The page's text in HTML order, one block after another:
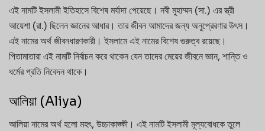
এই নামটি ইসলামী ইতিহাসে বিশেষ মর্যাদা পেয়েছে। নবী মুহাম্মদ (সা.) এর স্ত্রী
আয়েশা (রা.) ছিলেন জ্ঞানের আধার। তার জীবন আমাদের জন্য অনুপ্রেরণার উৎস।
এই নামের অর্থ জীবনধারণকারী। ইসলামে এই নামের বিশেষ গুরুত্ব রয়েছে।
পিতামাতারা এই নামটি নির্বাচন করে থাকেন যেন তাদের মেয়ের জীবনে জ্ঞান, শান্তি ও
ধর্মের প্রতি নিবেদন থাকে।
আলিয়া (Aliya)
আলিয়া নামের অর্থ হলো মহৎ, উচ্চাকাঙ্ক্ষী। এই নামটি ইসলামী মূল্যবোধকে তুলে